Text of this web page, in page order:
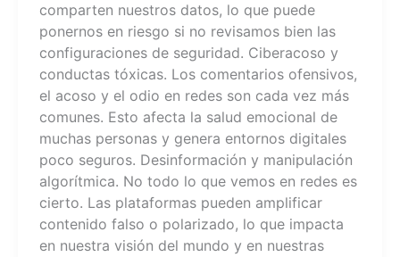
comparten nuestros datos, lo que puede
ponernos en riesgo si no revisamos bien las
configuraciones de seguridad. Ciberacoso y
conductas tóxicas. Los comentarios ofensivos,
el acoso y el odio en redes son cada vez más
comunes. Esto afecta la salud emocional de
muchas personas y genera entornos digitales
poco seguros. Desinformación y manipulación
algorítmica. No todo lo que vemos en redes es
cierto. Las plataformas pueden amplificar
contenido falso o polarizado, lo que impacta
en nuestra visión del mundo y en nuestras